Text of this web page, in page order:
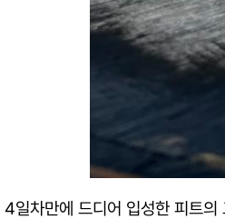
4일차만에 드디어 입성한 피트